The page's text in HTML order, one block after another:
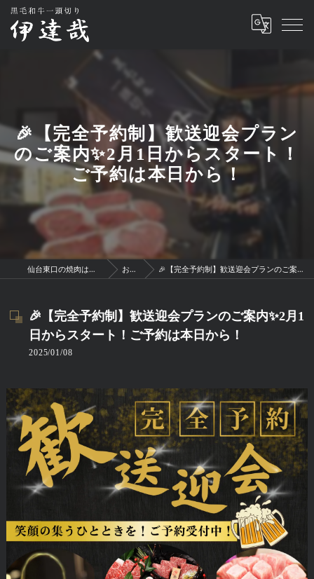
🎉【完全予約制】歓送迎会プラン
のご案内✨2月1日からスタート！
ご予約は本日から！
仙台東口の焼肉は黒毛和牛一頭切り 伊達哉 お知らせ 🎉【完全予約制】歓送迎会プランのご案内✨2月1日からスタート！ご予約は本日から！
🎉【完全予約制】歓送迎会プランのご案内✨2月1
日からスタート！ご予約は本日から！
2025/01/08